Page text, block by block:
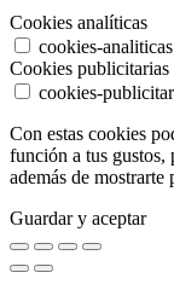
Cookies analíticas
cookies-analiticas
Cookies publicitarias
cookies-
Con estas cookies
función a tus gustos,
además de
Guardar y aceptar